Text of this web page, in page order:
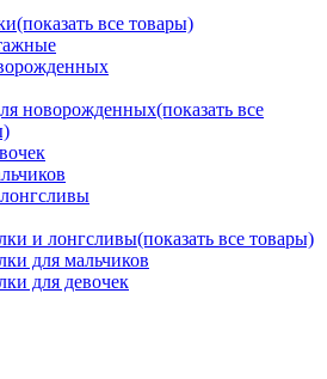
(показать все товары)
новорожденных(показать все
и лонгсливы(показать все товары)
для мальчиков
для девочек